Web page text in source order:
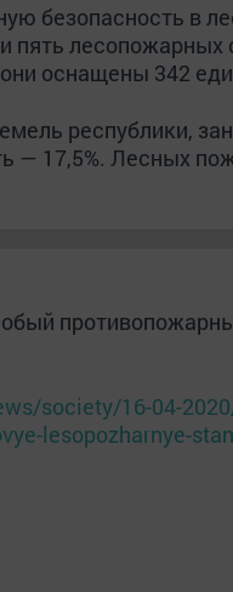
безопасность в
пять
оснащены 342
республики,
— 17,5%. Лесных
society/16-04-
lesopozharnye-